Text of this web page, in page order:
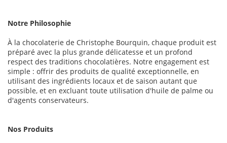
Notre Philosophie
À la chocolaterie de Christophe Bourquin, chaque produit est
préparé avec la plus grande délicatesse et un profond
respect des traditions chocolatières. Notre engagement est
simple : offrir des produits de qualité exceptionnelle, en
utilisant des ingrédients locaux et de saison autant que
possible, et en excluant toute utilisation d'huile de palme ou
d'agents conservateurs.
Nos Produits